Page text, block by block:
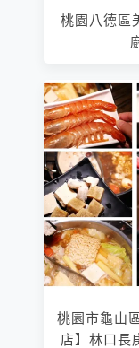
桃園八德區
桃園市龜山
店】林口長